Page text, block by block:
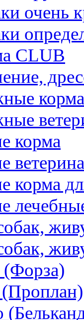
очень
CLUB
корма
корма
корма
(Форза)